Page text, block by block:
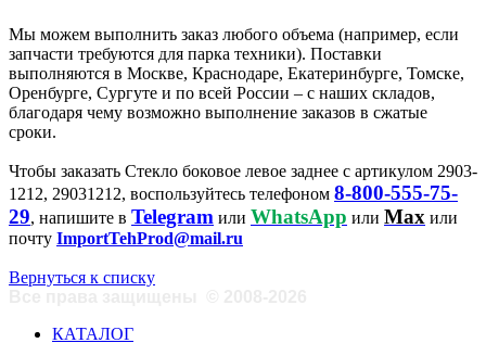
Мы можем выполнить заказ любого объема (например, если
запчасти требуются для парка техники). Поставки
выполняются в Москве, Краснодаре, Екатеринбурге, Томске,
Оренбурге, Сургуте и по всей России – с наших складов,
благодаря чему возможно выполнение заказов в сжатые
сроки.
Чтобы заказать Стекло боковое левое заднее с артикулом 2903-
1212, 29031212, воспользуйтесь телефоном 8-800-555-75-
29, напишите в Telegram или WhatsApp или Max или
почту ImportTehProd@mail.ru
Вернуться к списку
КАТАЛОГ